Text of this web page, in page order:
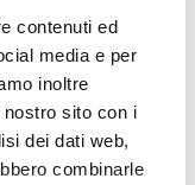
contenuti ed
media e per
inoltre
sito con i
dei dati web,
combinarle